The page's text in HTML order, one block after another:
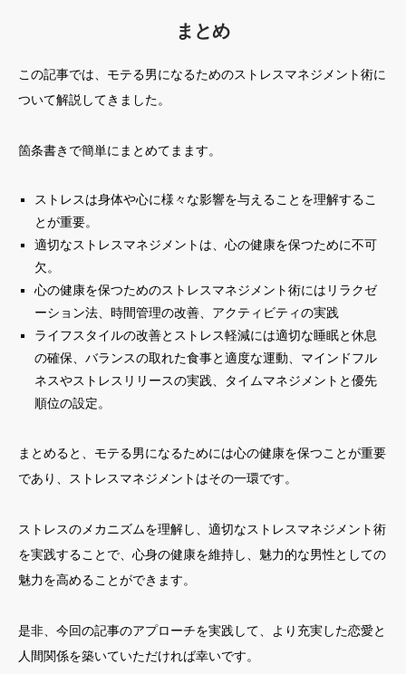
まとめ
この記事では、モテる男になるためのストレスマネジメント術に
ついて解説してきました。
箇条書きで簡単にまとめてまます。
ストレスは身体や心に様々な影響を与えることを理解するこ
とが重要。
適切なストレスマネジメントは、心の健康を保つために不可
欠。
心の健康を保つためのストレスマネジメント術にはリラクゼ
ーション法、時間管理の改善、アクティビティの実践
ライフスタイルの改善とストレス軽減には適切な睡眠と休息
の確保、バランスの取れた食事と適度な運動、マインドフル
ネスやストレスリリースの実践、タイムマネジメントと優先
順位の設定。
まとめると、モテる男になるためには心の健康を保つことが重要
であり、ストレスマネジメントはその一環です。
ストレスのメカニズムを理解し、適切なストレスマネジメント術
を実践することで、心身の健康を維持し、魅力的な男性としての
魅力を高めることができます。
是非、今回の記事のアプローチを実践して、より充実した恋愛と
人間関係を築いていただければ幸いです。